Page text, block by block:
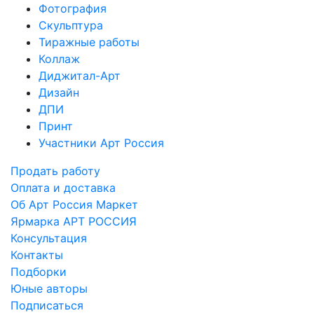
Фотография
Скульптура
Тиражные работы
Коллаж
Диджитал-Арт
Дизайн
ДПИ
Принт
Участники Арт Россия
Продать работу
Оплата и доставка
Об Арт Россия Маркет
Ярмарка АРТ РОССИЯ
Консультация
Контакты
Подборки
Юные авторы
Подписаться